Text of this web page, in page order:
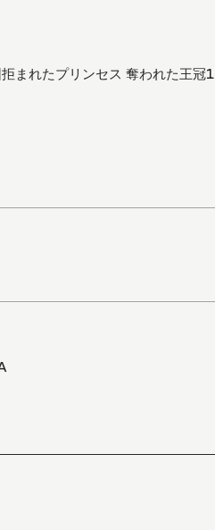
|拒まれたプリンセス 奪われた王冠1